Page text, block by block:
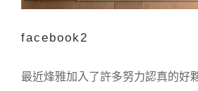
facebook2
最近烽雅加入了許多努力認真的好